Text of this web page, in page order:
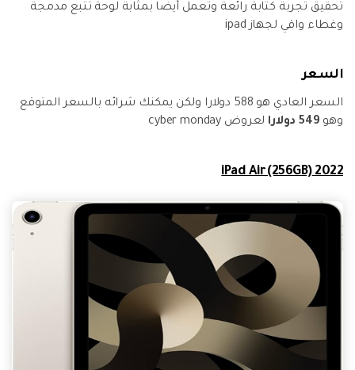
تحقيق تجربة كتابة رائعة وتعمل أيضا بمثابة لوحة تتبع مدمجة
وغطاء واقي لجهاز ipad
السعر
السعر العادي هو 588 دولارا ولكن يمكنك شرائه بالسعر المتوقع
وهو 549 دولارا لعروض cyber monday
2022 iPad Air (256GB)